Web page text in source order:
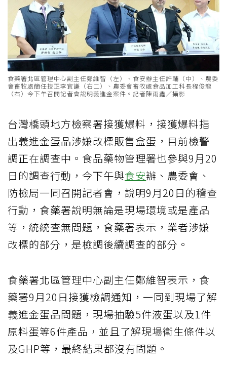
食藥署北區管理中心副主任鄭維智（左）、食安辦主任許輔（中）、農委
會畜牧處簡任技正李宜謙（右二）、農委會畜牧處食品加工科長程俊龍
（右）今下午召開記者會說明義進金案件。記者陳雨鑫／攝影
台灣橋頭地方檢察署接獲爆料，接獲爆料指
出義進金蛋品涉嫌改標販售盒蛋，目前檢警
調正在調查中。食品藥物管理署也參與9月20
日的調查行動，今下午與食安辦、農委會、
防檢局一同召開記者會，說明9月20日的稽查
行動，食藥署說明無論是現場環境或是產品
等，統統查無問題，食藥署表示，業者涉嫌
改標的部分，是檢調後續調查的部分。
食藥署北區管理中心副主任鄭維智表示，食
藥署9月20日接獲檢調通知，一同到現場了解
義進金蛋品問題，現場抽驗5件液蛋以及1件
原料蛋等6件產品，並且了解現場衛生條件以
及GHP等，最終結果都沒有問題。